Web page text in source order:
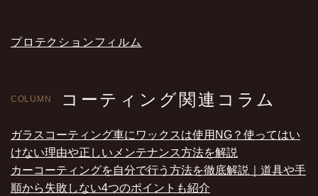
プロテクションフィルム
COLUMN コーティング関連コラム
ガラスコーティング車にワックスは使用NG？使ってはい
けない理由や正しいメンテナンス方法を解説
カーコーティングを自分で行う方法を徹底解説｜道具や手
順から失敗しない4つのポイントも紹介